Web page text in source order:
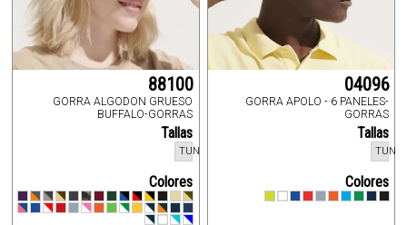
88100
GORRA ALGODON GRUESO
BUFFALO-GORRAS
Tallas
TUN
Colores
04096
GORRA APOLO - 6 PANELES-
GORRAS
Tallas
TUN
Colores